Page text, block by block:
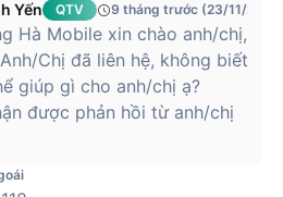
Yến QTV 9 tháng trước (23/11/
Hà Mobile xin chào anh/chị,
Chị đã liên hệ, không biết
giúp gì cho anh/chị ạ?
được phản hồi từ anh/chị